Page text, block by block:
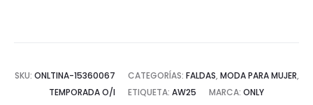
SKU: ONLTINA-15360067 CATEGORÍAS: FALDAS, MODA PARA MUJER,
TEMPORADA O/I
ETIQUETA: AW25 MARCA: ONLY